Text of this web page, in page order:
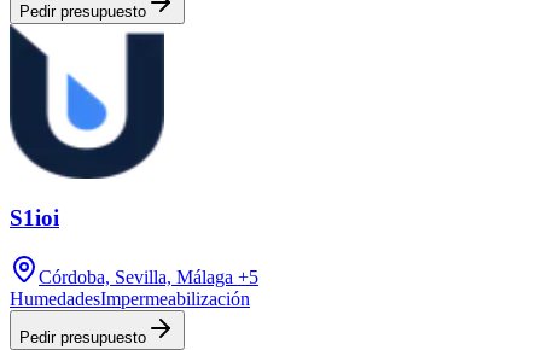
Pedir presupuesto
S1ioi
Córdoba, Sevilla, Málaga +5
HumedadesImpermeabilización
Pedir presupuesto